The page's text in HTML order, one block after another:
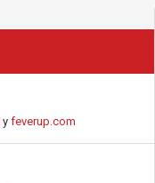
y feverup.com